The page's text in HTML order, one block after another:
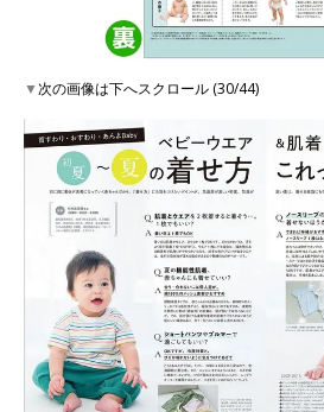
▼次の画像は下へスクロール (30/44)